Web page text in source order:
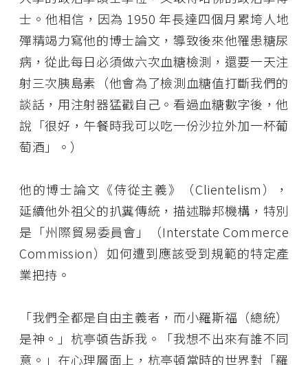
士。他相信，因為 1950 年長達四個月累垮人地
殫精竭力寫他的博士論文，導致後來他罹患糖尿
病，從此每日必須做六次血糖檢測，還要一天注
射三次胰島素（他會為了檢測血糖值打斷我們的
談話，用注射器猛戳自己。看過血糖數字後，他
說「很好，午餐時我可以吃一份沙拉外加一杯葡
萄酒」。）
他的博士論文《侍從主義》（Clientelism），
延續他外祖父的扒糞傳統，描述聯邦機構，特別
是「州際貿易委員會」（Interstate Commerce
Commission）如何遭到應該受到規範的特定產
業把持。
「我們全都是自由主義者，而小羅斯福（總統）
是神。」杭亭頓告訴我。「我想不出來有誰不同
意。」在心理層面上，杭亭頓當時的世界對「羅